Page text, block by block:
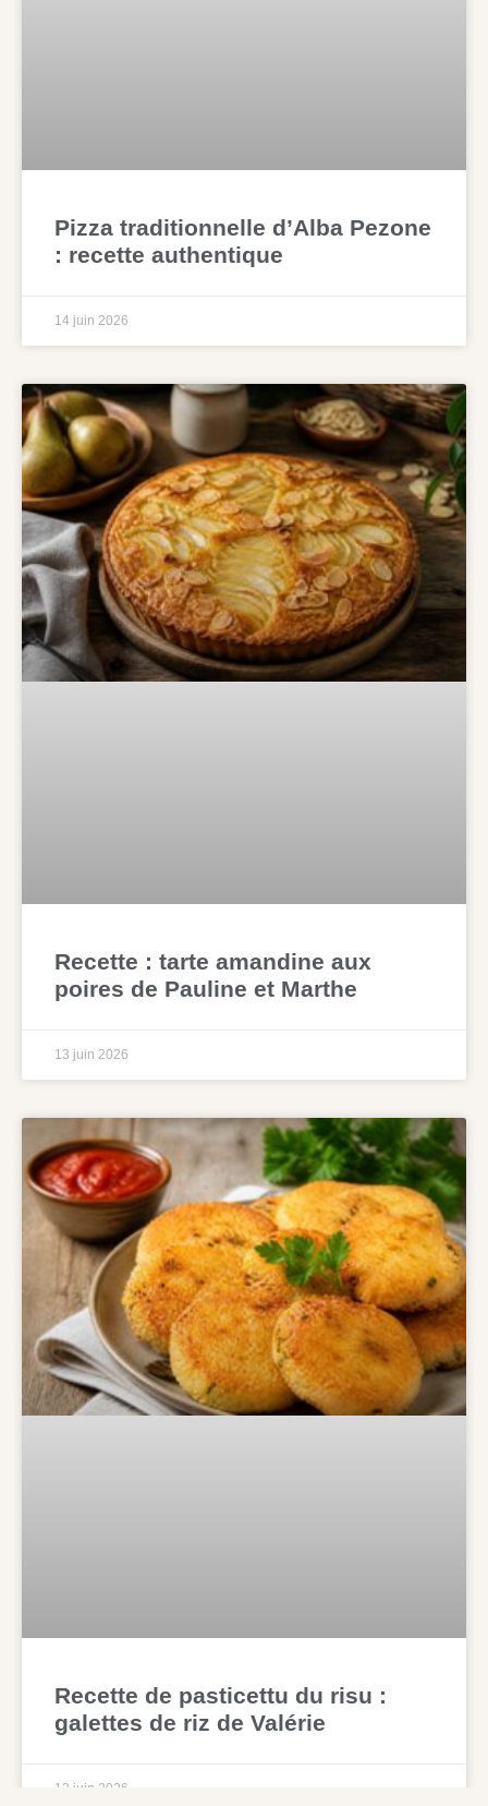
Pizza traditionnelle d’Alba Pezone
: recette authentique
14 juin 2026
Recette : tarte amandine aux
poires de Pauline et Marthe
13 juin 2026
Recette de pasticettu du risu :
galettes de riz de Valérie
12 juin 2026